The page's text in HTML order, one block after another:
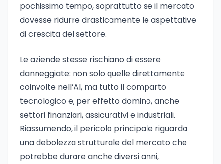
pochissimo tempo, soprattutto se il mercato
dovesse ridurre drasticamente le aspettative
di crescita del settore.
Le aziende stesse rischiano di essere
danneggiate: non solo quelle direttamente
coinvolte nell’AI, ma tutto il comparto
tecnologico e, per effetto domino, anche
settori finanziari, assicurativi e industriali.
Riassumendo, il pericolo principale riguarda
una debolezza strutturale del mercato che
potrebbe durare anche diversi anni,